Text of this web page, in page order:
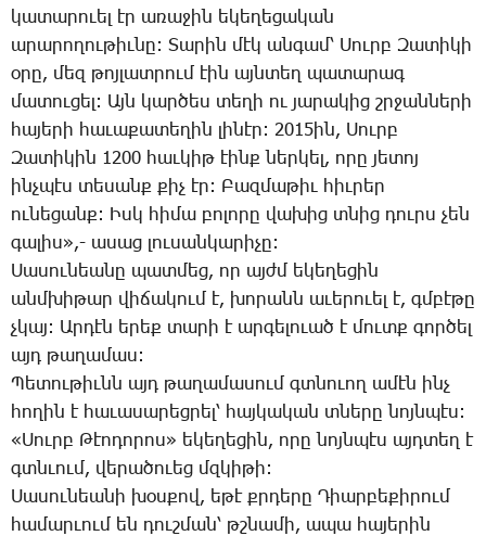
կա­տա­րո­ւել էր ա­ռա­ջին ե­կե­ղե­ցա­կան
ա­րա­րո­ղու­թիւ­նը: ­Տա­րին մէկ ան­գամ՝ ­Սուրբ ­Զա­տի­կի
օ­րը, մեզ թոյ­լատ­րում էին այն­տեղ պա­տա­րագ
մա­տու­ցել: Այն կար­ծես տե­ղի ու յա­րա­կից շրջան­նե­րի
հա­յե­րի հա­ւա­քա­տե­ղին լի­նէր: 2015ին, ­Սուրբ
­Զա­տի­կին 1200 հաւ­կիթ էինք ներ­կել, ո­րը յե­տոյ
ինչ­պէս տե­սանք քիչ էր: ­Բազ­մա­թիւ հիւ­րեր
ու­նե­ցանք: Իսկ հի­մա բո­լո­րը վա­խից տնից դուրս չեն
գա­լիս»,- ա­սաց լու­սան­կա­րի­չը:
­Սա­սու­նեա­նը պատ­մեց, որ այժմ ե­կե­ղե­ցին
անմ­խի­թար վի­ճա­կում է, խո­րանն ա­ւե­րո­ւե­լ է, գմբէ­թը
չկայ: Ար­դէն ե­րեք տա­րի է ար­գե­լո­ւած է մուտք գոր­ծել
այդ թա­ղա­մաս:
­Պե­տու­թիւնն այդ թա­ղա­մա­սում գտնուող ա­մէն ինչ
հո­ղին է հա­ւա­սա­րեց­րել՝ հայ­կա­կան տնե­րը նոյն­պէս:
«­Սուրբ ­Թէո­դո­րոս» ե­կե­ղե­ցին, ո­րը նոյն­պէս այդ­տեղ է
գտնւում, վե­րա­ծո­ւեց մզկի­թի:
­Սա­սու­նեա­նի խօս­քով, ե­թէ քրդե­րը ­Դիար­բե­քի­րում
հա­մար­ւում են դուշ­ման՝ թշնա­մի, ա­պա հա­յե­րին